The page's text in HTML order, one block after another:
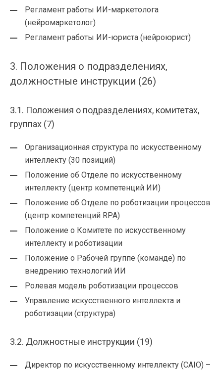
Регламент работы ИИ-маркетолога
(нейромаркетолог)
Регламент работы ИИ-юриста (нейроюрист)
3. Положения о подразделениях,
должностные инструкции (26)
3.1. Положения о подразделениях, комитетах,
группах (7)
Организационная структура по искусственному
интеллекту (30 позиций)
Положение об Отделе по искусственному
интеллекту (центр компетенций ИИ)
Положение об Отделе по роботизации процессов
(центр компетенций RPA)
Положение о Комитете по искусственному
интеллекту и роботизации
Положение о Рабочей группе (команде) по
внедрению технологий ИИ
Ролевая модель роботизации процессов
Управление искусственного интеллекта и
роботизации (структура)
3.2. Должностные инструкции (19)
Директор по искусственному интеллекту (CAIO) –